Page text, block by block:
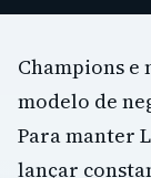
Champions e
modelo de
Para manter
lançar